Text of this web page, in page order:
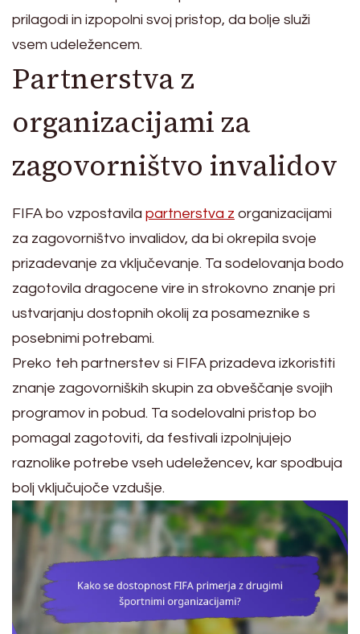
prilagodi in izpopolni svoj pristop, da bolje služi
vsem udeležencem.
Partnerstva z
organizacijami za
zagovorništvo invalidov
FIFA bo vzpostavila partnerstva z organizacijami
za zagovorništvo invalidov, da bi okrepila svoje
prizadevanje za vključevanje. Ta sodelovanja bodo
zagotovila dragocene vire in strokovno znanje pri
ustvarjanju dostopnih okolij za posameznike s
posebnimi potrebami.
Preko teh partnerstev si FIFA prizadeva izkoristiti
znanje zagovorniških skupin za obveščanje svojih
programov in pobud. Ta sodelovalni pristop bo
pomagal zagotoviti, da festivali izpolnjujejo
raznolike potrebe vseh udeležencev, kar spodbuja
bolj vključujoče vzdušje.